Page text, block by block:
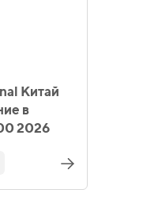
Китай
в
2026